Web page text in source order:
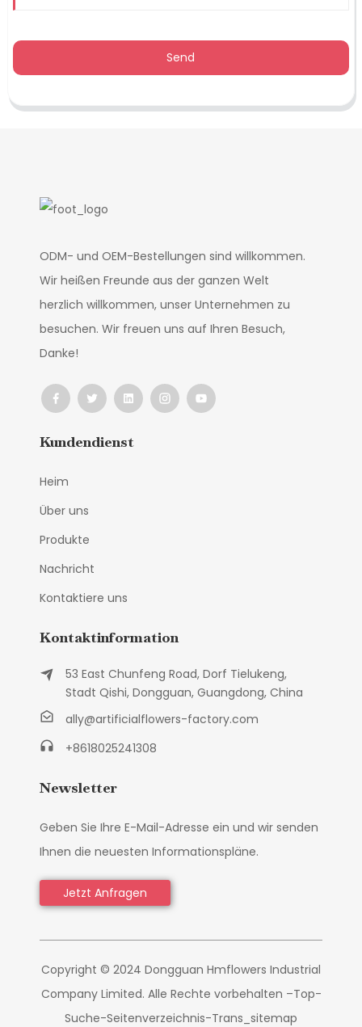
Send
ODM- und OEM-Bestellungen sind willkommen.
Wir heißen Freunde aus der ganzen Welt
herzlich willkommen, unser Unternehmen zu
besuchen. Wir freuen uns auf Ihren Besuch,
Danke!
Kundendienst
Heim
Über uns
Produkte
Nachricht
Kontaktiere uns
Kontaktinformation
53 East Chunfeng Road, Dorf Tielukeng,
Stadt Qishi, Dongguan, Guangdong, China
ally@artificialflowers-factory.com
+8618025241308
Newsletter
Geben Sie Ihre E-Mail-Adresse ein und wir senden
Ihnen die neuesten Informationspläne.
Jetzt Anfragen
Copyright © 2024 Dongguan Hmflowers Industrial
Company Limited. Alle Rechte vorbehalten –Top-
Suche-Seitenverzeichnis-Trans_sitemap